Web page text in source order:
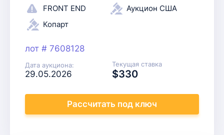
FRONT END
Аукцион США
Копарт
лот # 7608128
Дата аукциона:
29.05.2026
Текущая ставка
$330
Рассчитать под ключ